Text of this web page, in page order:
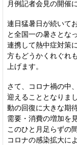
月例記者会見の開催
連日猛暑日が続いて
と全国一の暑さとな
連携して熱中症対策
方もどうかくれぐれ
上げます。
さて、コロナ禍の中
迎えることとなりま
動の回復に大きな期
需要・消費の増加を
このひと月足らずの
コロナの感染拡大に